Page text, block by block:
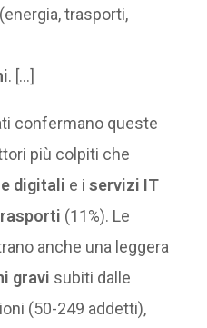
(energia, trasporti,
. […]
confermano queste
più colpiti che
digitali e iservizi IT
(11%). Le
anche una leggera
gravi subiti dalle
(50-249 addetti),